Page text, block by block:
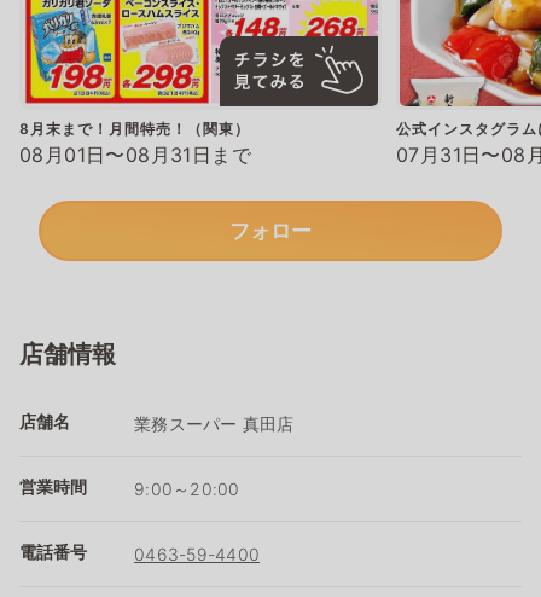
8月末まで！月間特売！（関東）
08月01日〜08月31日まで
公式インスタグラ
07月31日〜08
フォロー
店舗情報
店舗名 業務スーパー 真田店
営業時間 9:00～20:00
電話番号 0463-59-4400